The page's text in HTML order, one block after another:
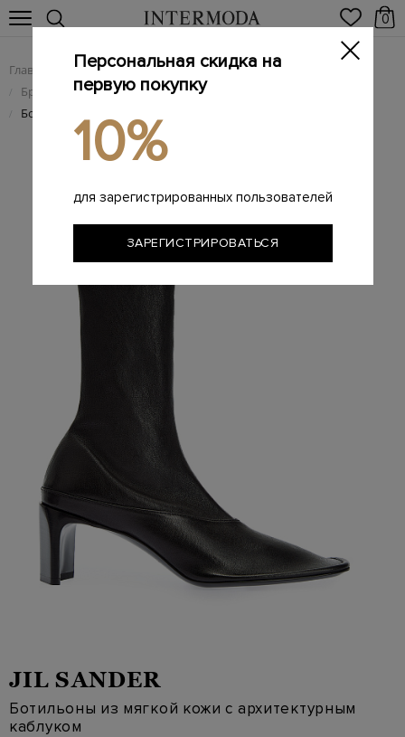
0
Главная Женщинам / Женская обувь
/ Брендовые женские ботильоны
/ Ботильоны из мягкой кожи с архитектурным каблуком
JIL SANDER
Ботильоны из мягкой кожи с архитектурным
каблуком
Персональная скидка на
первую покупку
10%
для зарегистрированных пользователей
ЗАРЕГИСТРИРОВАТЬСЯ